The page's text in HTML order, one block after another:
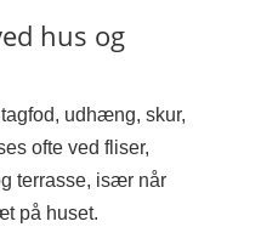
hus og
udhæng, skur,
ofte ved fliser,
terrasse, især når
på huset.